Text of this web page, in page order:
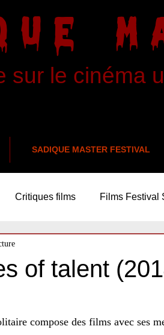
sur le cinéma
SADIQUE MASTER FESTIVAL
Critiques films Films Festival
of talent
compose des films avec ses